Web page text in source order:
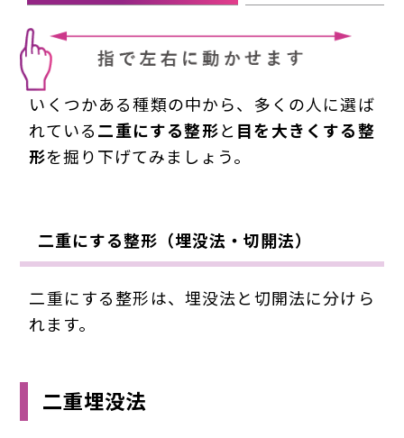
いくつかある種類の中から、多くの人に選ば
れている二重にする整形と 目を大きくする整
形を掘り下げてみましょう。
二重にする整形（埋没法・切開法）
二重にする整形は、埋没法と切開法に分けら
れます。
二重埋没法